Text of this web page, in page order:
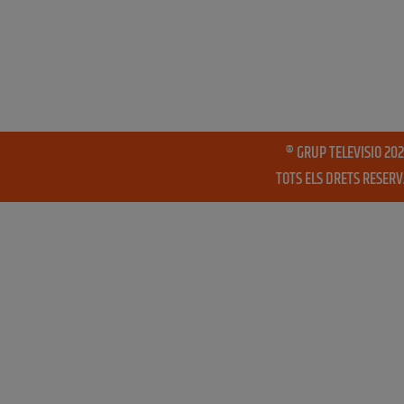
® GRUP TELEVISIO
TOTS ELS DRETS